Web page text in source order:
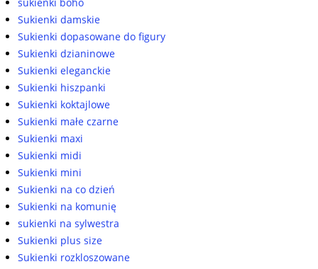
Sukienki damskie
Sukienki dopasowane do figury
Sukienki dzianinowe
Sukienki eleganckie
Sukienki hiszpanki
Sukienki koktajlowe
Sukienki małe czarne
Sukienki maxi
Sukienki midi
Sukienki mini
Sukienki na co dzień
Sukienki na komunię
sukienki na sylwestra
Sukienki plus size
Sukienki rozkloszowane